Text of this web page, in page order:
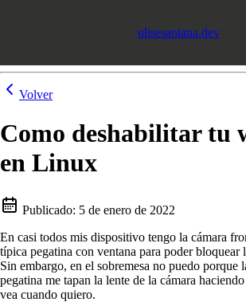
ulisesantana.dev
Volver
Como deshabilitar tu
en Linux
Publicado: 5 de enero de 2022
En casi todos mis dispositivo tengo la cámara
típica pegatina con ventana para poder bloquear
Sin embargo, en el sobremesa no puedo porque
pegatina me tapan la lente de la cámara
vea cuando quiero.